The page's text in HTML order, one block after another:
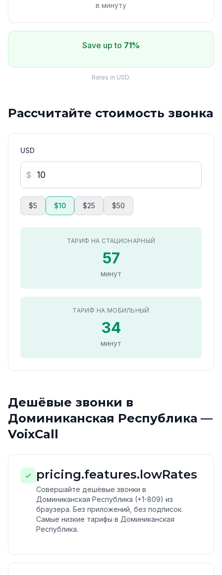
в минуту
Save up to 71%
Rates in USD.
Рассчитайте стоимость звонка
USD
$
$5 $10 $25 $50
ТАРИФ НА СТАЦИОНАРНЫЙ
57
минут
ТАРИФ НА МОБИЛЬНЫЙ
34
минут
Дешёвые звонки в
Доминиканская Республика —
VoixCall
pricing.features.lowRates
Совершайте дешёвые звонки в
Доминиканская Республика (+1-809) из
браузера. Без приложений, без подписок.
Самые низкие тарифы в Доминиканская
Республика.